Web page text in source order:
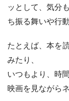
ッとして、気分
ち振る舞いや行
たとえば、本を
みたり、
いつもより、時
映画を見ながら